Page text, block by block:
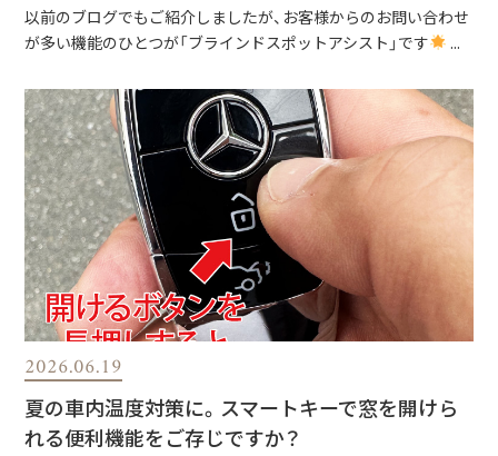
以前のブログでもご紹介しましたが、お客様からのお問い合わせ
が多い機能のひとつが「ブラインドスポットアシスト」です
...
2026.06.19
夏の車内温度対策に。スマートキーで窓を開けら
れる便利機能をご存じですか？